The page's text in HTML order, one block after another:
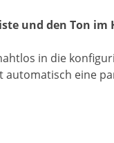
und den Ton
in die
eine